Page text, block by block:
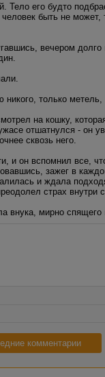
Тело его будто
быть не
вечером
только
на кошку,
отшатнулся - он
сквозь него.
и он вспомнил все,
зажег в
и ждала
страх
внука, мирно
комментарии